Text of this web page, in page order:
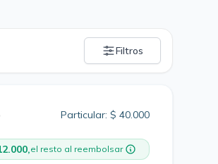
Filtros
Particular: $ 40.000
el resto al reembolsar